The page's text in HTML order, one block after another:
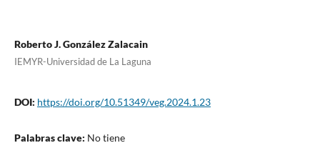
Roberto J. González Zalacain
IEMYR-Universidad de La Laguna
DOI: https://doi.org/10.51349/veg.2024.1.23
Palabras clave: No tiene